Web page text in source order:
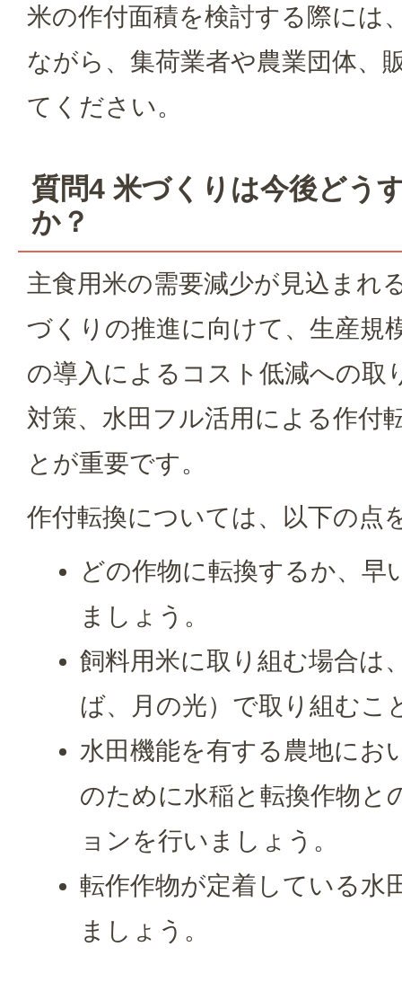
米の作付面積を検討する際には
ながら、集荷業者や農業団体、
てください。
質問4 米づくりは今後どう
か？
主食用米の需要減少が見込まれ
づくりの推進に向けて、生産規
の導入によるコスト低減への取
対策、水田フル活用による作付
とが重要です。
作付転換については、以下の点
どの作物に転換するか、早
ましょう。
飼料用米に取り組む場合は
ば、月の光）で取り組むこ
水田機能を有する農地にお
のために水稲と転換作物と
ョンを行いましょう。
転作作物が定着している水
ましょう。